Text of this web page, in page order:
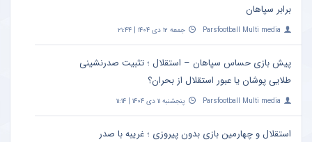
برابر سپاهان
Parsfootball Multi media جمعه ۱۲ دی ۱۴۰۴ | ۲۱:۴۴
پیش بازی حساس سپاهان – استقلال ؛ تثبیت صدرنشینی
طلایی پوشان یا عبور استقلال از بحران؟
Parsfootball Multi media پنجشنبه ۱۱ دی ۱۴۰۴ | ۱۱:۱۴
استقلال و چهارمین بازی بدون پیروزی ؛ غریبه با صدر